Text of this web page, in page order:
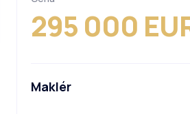
295 000
Maklér